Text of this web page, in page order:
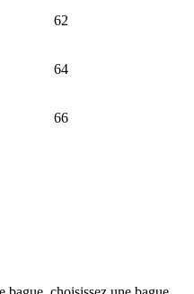
62
64
66